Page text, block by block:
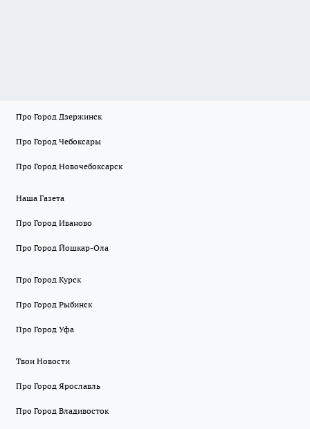
Про Город Дзержинск
Про Город Чебоксары
Про Город Новочебоксарск
Наша Газета
Про Город Иваново
Про Город Йошкар-Ола
Про Город Курск
Про Город Рыбинск
Про Город Уфа
Твои Новости
Про Город Ярославль
Про Город Владивосток